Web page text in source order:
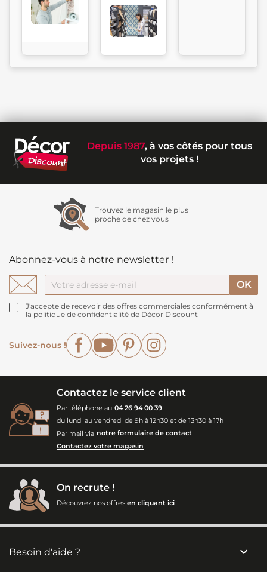
Depuis 1987, à vos côtés pour tous
vos projets !
Trouvez le magasin le plus
proche de chez vous
Abonnez-vous à notre newsletter !
J'accepte de recevoir des offres commerciales conformément à
la politique de confidentialité de Décor Discount
Suivez-nous !
FacebookYouTubePinterest
Contactez le service client
Par téléphone au 04 26 94 00 39
du lundi au vendredi de 9h à 12h30 et de 13h30 à 17h
Par mail via notre formulaire de contact
Contactez votre magasin
On recrute !
Découvrez nos offres en cliquant ici
Besoin d'aide ?
